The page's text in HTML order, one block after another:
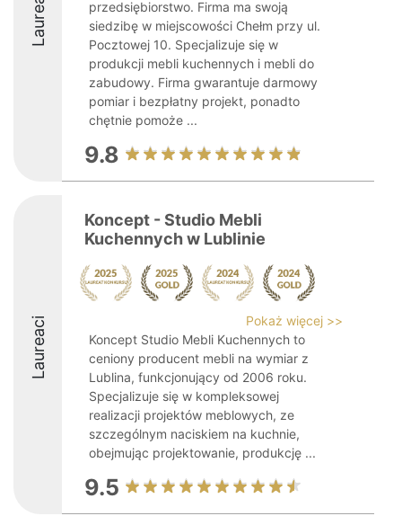
Laureaci
przedsiębiorstwo. Firma ma swoją
siedzibę w miejscowości Chełm przy ul.
Pocztowej 10. Specjalizuje się w
produkcji mebli kuchennych i mebli do
zabudowy. Firma gwarantuje darmowy
pomiar i bezpłatny projekt, ponadto
chętnie pomoże ...
9.8
Laureaci
Koncept - Studio Mebli
Kuchennych w Lublinie
Pokaż więcej >>
Koncept Studio Mebli Kuchennych to
ceniony producent mebli na wymiar z
Lublina, funkcjonujący od 2006 roku.
Specjalizuje się w kompleksowej
realizacji projektów meblowych, ze
szczególnym naciskiem na kuchnie,
obejmując projektowanie, produkcję ...
9.5